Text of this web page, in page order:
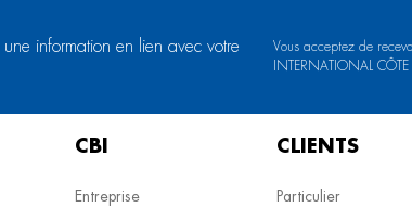
information en lien avec votre
Vous acceptez de
INTERNATIONAL CÔTE
CBI
Entreprise
CLIENTS
Particulier